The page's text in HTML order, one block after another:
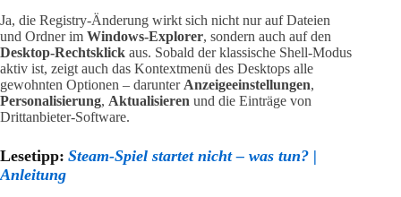
Ja, die Registry-Änderung wirkt sich nicht nur auf Dateien
und Ordner im Windows-Explorer, sondern auch auf den
Desktop-Rechtsklick aus. Sobald der klassische Shell-Modus
aktiv ist, zeigt auch das Kontextmenü des Desktops alle
gewohnten Optionen – darunter Anzeigeeinstellungen,
Personalisierung, Aktualisieren und die Einträge von
Drittanbieter-Software.
Lesetipp: Steam-Spiel startet nicht – was tun? |
Anleitung